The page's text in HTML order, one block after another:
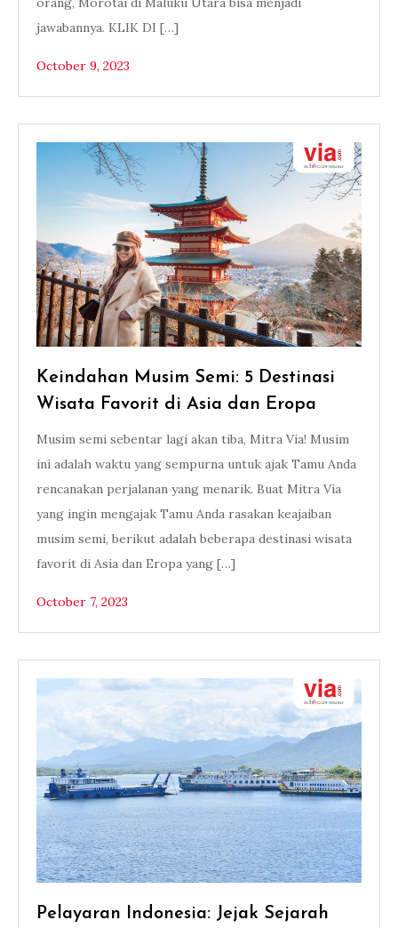
jawabannya. KLIK DI […]
October 9, 2023
Keindahan Musim Semi: 5 Destinasi
Wisata Favorit di Asia dan Eropa
Musim semi sebentar lagi akan tiba, Mitra Via! Musim
ini adalah waktu yang sempurna untuk ajak Tamu Anda
rencanakan perjalanan yang menarik. Buat Mitra Via
yang ingin mengajak Tamu Anda rasakan keajaiban
musim semi, berikut adalah beberapa destinasi wisata
favorit di Asia dan Eropa yang […]
October 7, 2023
Pelayaran Indonesia: Jejak Sejarah